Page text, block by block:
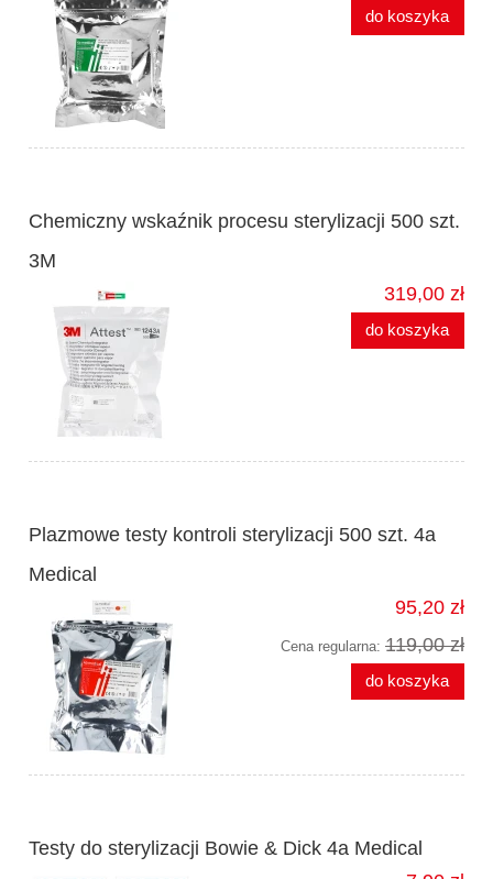
do koszyka
Chemiczny wskaźnik procesu sterylizacji 500 szt.
3M
319,00 zł
do koszyka
Plazmowe testy kontroli sterylizacji 500 szt. 4a
Medical
95,20 zł
Cena regularna: 119,00 zł
do koszyka
Testy do sterylizacji Bowie & Dick 4a Medical